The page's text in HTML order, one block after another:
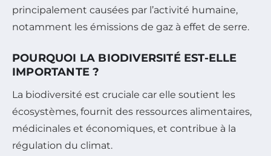
principalement causées par l’activité humaine,
notamment les émissions de gaz à effet de serre.
POURQUOI LA BIODIVERSITÉ EST-ELLE
IMPORTANTE ?
La biodiversité est cruciale car elle soutient les
écosystèmes, fournit des ressources alimentaires,
médicinales et économiques, et contribue à la
régulation du climat.